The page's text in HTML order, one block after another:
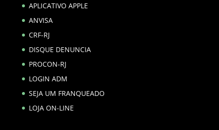
APLICATIVO APPLE
ANVISA
CRF-RJ
DISQUE DENUNCIA
PROCON-RJ
LOGIN ADM
SEJA UM FRANQUEADO
LOJA ON-LINE